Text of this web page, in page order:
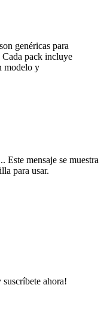
genéricas para
Cada pack incluye
modelo y
Este mensaje se muestra
para usar.
suscríbete ahora!